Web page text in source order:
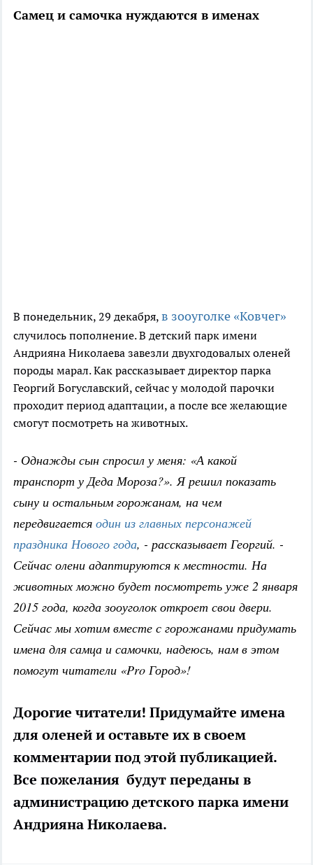
Самец и самочка нуждаются в именах
В понедельник, 29 декабря, в зооуголке «Ковчег»
случилось пополнение. В детский парк имени
Андрияна Николаева завезли двухгодовалых оленей
породы марал. Как рассказывает директор парка
Георгий Богуславский, сейчас у молодой парочки
проходит период адаптации, а после все желающие
смогут посмотреть на животных.
- Однажды сын спросил у меня: «А какой
транспорт у Деда Мороза?». Я решил показать
сыну и остальным горожанам, на чем
передвигается один из главных персонажей
праздника Нового года, - рассказывает Георгий. -
Сейчас олени адаптируются к местности. На
животных можно будет посмотреть уже 2 января
2015 года, когда зооуголок откроет свои двери.
Сейчас мы хотим вместе с горожанами придумать
имена для самца и самочки, надеюсь, нам в этом
помогут читатели «Pro Город»!
Дорогие читатели! Придумайте имена
для оленей и оставьте их в своем
комментарии под этой публикацией.
Все пожелания будут переданы в
администрацию детского парка имени
Андрияна Николаева.